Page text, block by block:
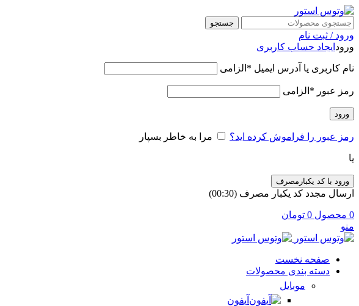
جستجو
ورود / ثبت نام
ورود ایجاد حساب کاربری
نام کاربری یا آدرس ایمیل * الزامی
رمز عبور * الزامی
ورود
رمز عبور را فراموش کرده اید؟ مرا به خاطر بسپار
یا
ورود با کد یکبارمصرف
ارسال مجدد کد یکبار مصرف (00:
30
)
0 محصول 0 تومان
منو
صفحه نخست
دسته بندی محصولات
موبایل
آیفون